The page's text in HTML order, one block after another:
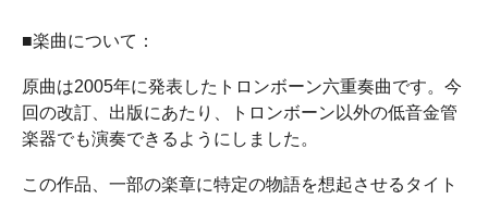
■楽曲について：
原曲は2005年に発表したトロンボーン六重奏曲です。今
回の改訂、出版にあたり、トロンボーン以外の低音金管
楽器でも演奏できるようにしました。
この作品、一部の楽章に特定の物語を想起させるタイト